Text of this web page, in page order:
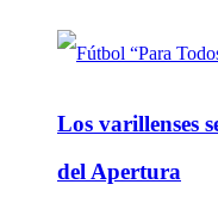
Los varillenses
del Apertura